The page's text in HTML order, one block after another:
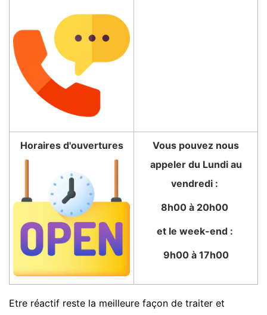
Horaires d'ouvertures
Vous pouvez nous
appeler du Lundi au
vendredi :
8h00 à 20h00
et le week-end :
9h00 à 17h00
Etre réactif reste la meilleure façon de traiter et